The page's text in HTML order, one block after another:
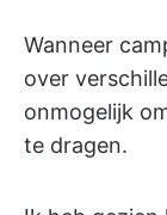
Wanneer
over
onmogelijk
te dragen.